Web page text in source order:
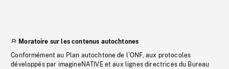
Moratoire sur les contenus autochtones
Conformément au Plan autochtone de l’ONF, aux protocoles
développés par imagineNATIVE et aux lignes directrices du Bureau